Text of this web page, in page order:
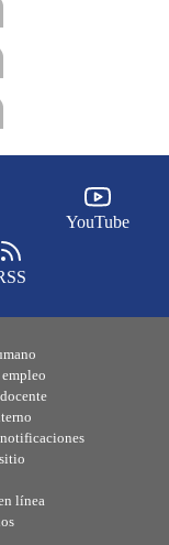
YouTube
línea